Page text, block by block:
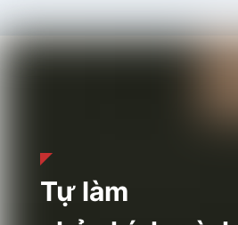
Tự làm